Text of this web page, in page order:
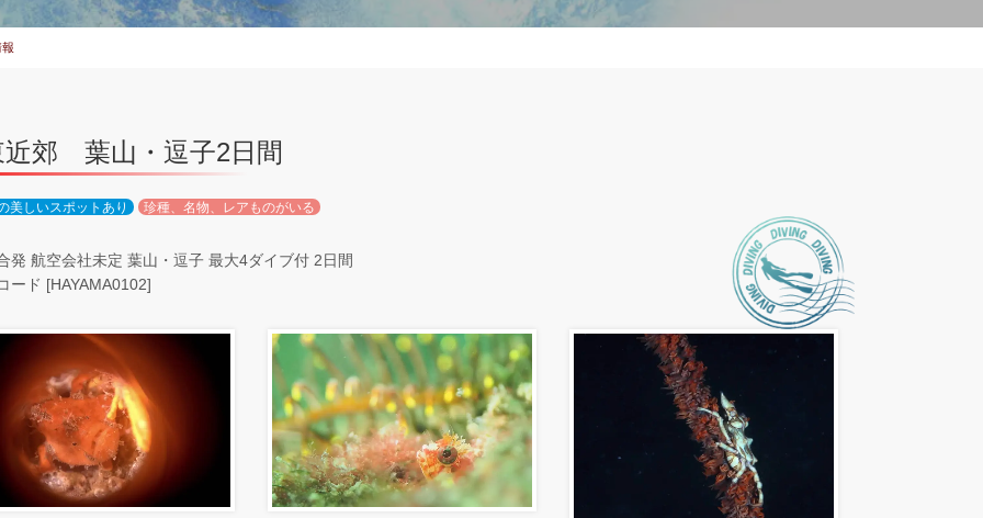
近郊 葉山・逗子2日間
美しいスポットあり 珍種、名物、レアものがいる
発 航空会社未定 葉山・逗子 最大4ダイブ付 2日間
ード [HAYAMA0102]